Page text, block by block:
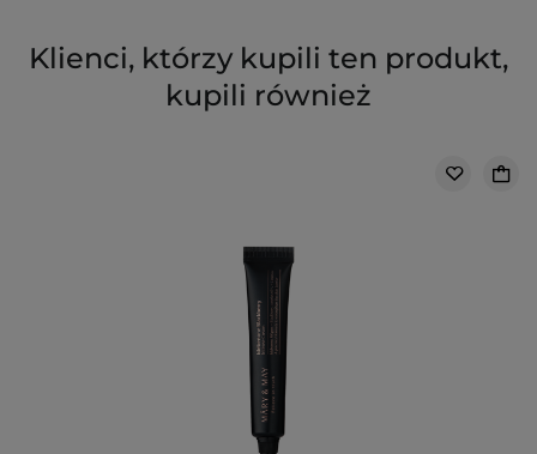
Klienci, którzy kupili ten produkt,
kupili również